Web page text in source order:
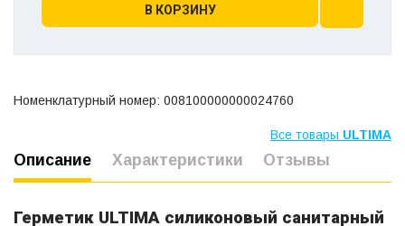
В КОРЗИНУ
Номенклатурный номер: 008100000000024760
Все товары ULTIMA
Описание Характеристики Отзывы
Герметик ULTIMA силиконовый санитарный